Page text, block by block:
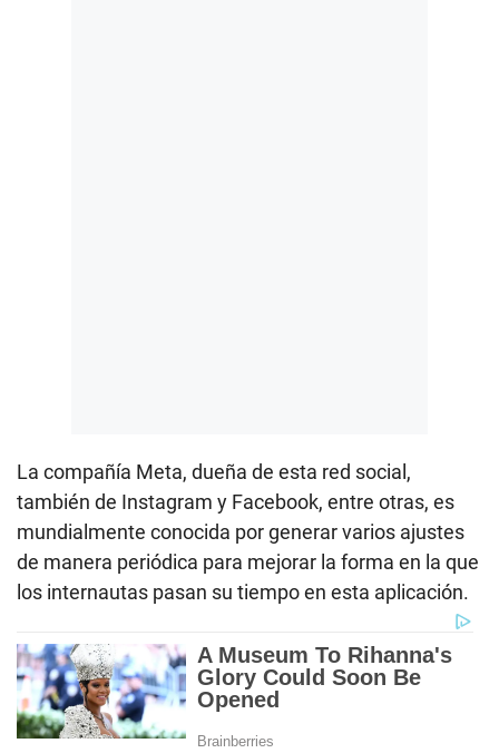
La compañía Meta, dueña de esta red social,
también de Instagram y Facebook, entre otras, es
mundialmente conocida por generar varios ajustes
de manera periódica para mejorar la forma en la que
los internautas pasan su tiempo en esta aplicación.